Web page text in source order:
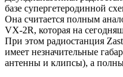
базе супергетеродинной
Она считается полным
VX-2R, которая на
При этом радиостанция
имеет незначительные
антенны и клипсы), а